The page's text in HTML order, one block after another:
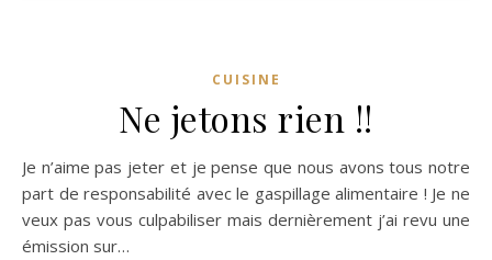
CUISINE
Ne jetons rien !!
Je n’aime pas jeter et je pense que nous avons tous notre
part de responsabilité avec le gaspillage alimentaire ! Je ne
veux pas vous culpabiliser mais dernièrement j’ai revu une
émission sur…